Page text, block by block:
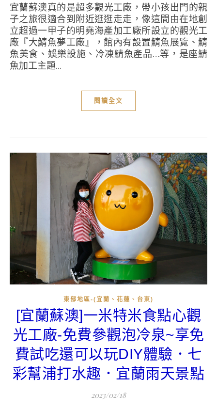
宜蘭蘇澳真的是超多觀光工廠，帶小孩出門的親
子之旅很適合到附近逛逛走走，像這間由在地創
立超過一甲子的明堯海產加工廠所設立的觀光工
廠『大鯖魚夢工廠』，館內有設置鯖魚展覽、鯖
魚美食、娛樂設施、冷凍鯖魚產品…等，是座鯖
魚加工主題...
閱讀全文
東部地區-(宜蘭、花蓮、台東)
[宜蘭蘇澳]一米特米食點心觀
光工廠-免費參觀泡冷泉~享免
費試吃還可以玩DIY體驗．七
彩幫浦打水趣．宜蘭雨天景點
2023/02/18